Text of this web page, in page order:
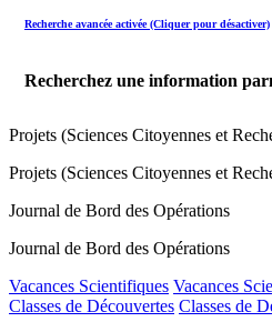
Recherche avancée activée (Cliquer pour désactiver)
Recherchez une information
Projets (Sciences Citoyennes et
Projets (Sciences Citoyennes et
Journal de Bord des Opérations
Journal de Bord des Opérations
Vacances Scientifiques Vacances
Classes de Découvertes Classes de